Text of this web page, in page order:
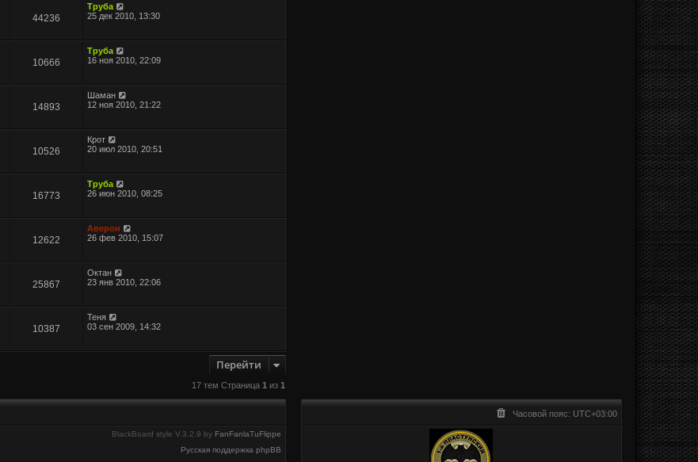
44236
Труба
25 дек 2010, 13:30
10666
Труба
16 ноя 2010, 22:09
14893
Шаман
12 ноя 2010, 21:22
10526
Крот
20 июл 2010, 20:51
16773
Труба
26 июн 2010, 08:25
12622
Аверон
26 фев 2010, 15:07
25867
Октан
23 янв 2010, 22:06
10387
Теня
03 сен 2009, 14:32
Перейти
17 тем Страница 1 из 1
Часовой пояс: UTC+03:00
BlackBoard style V.3.2.9 by FanFanlaTuFlippe
Русская поддержка phpBB